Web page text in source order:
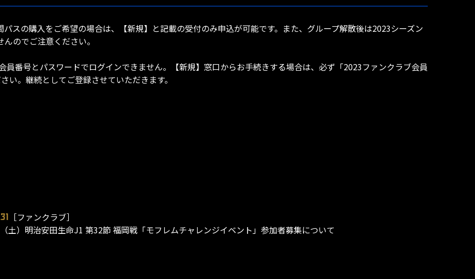
スの購入をご希望の場合は、【新規】と記載の受付のみ申込が可能です。また、グループ解散後は2023シーズン
のでご注意ください。
番号とパスワードでログインできません。【新規】窓口からお手続きする場合は、必ず「2023ファンクラブ会員
い。継続としてご登録させていただきます。
［ファンクラブ］
土）明治安田生命J1 第32節 福岡戦「モフレムチャレンジイベント」参加者募集について